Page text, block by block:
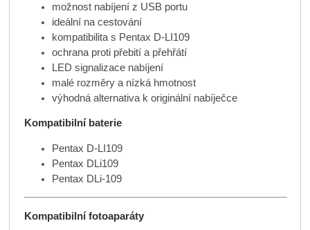
možnost nabíjení z USB portu
ideální na cestování
kompatibilita s Pentax D-LI109
ochrana proti přebití a přehřátí
LED signalizace nabíjení
malé rozměry a nízká hmotnost
výhodná alternativa k originální nabíječce
Kompatibilní baterie
Pentax D-LI109
Pentax DLi109
Pentax DLi-109
Kompatibilní fotoaparáty